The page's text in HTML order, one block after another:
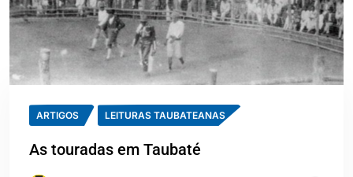
ARTIGOS LEITURAS TAUBATEANAS
As touradas em Taubaté